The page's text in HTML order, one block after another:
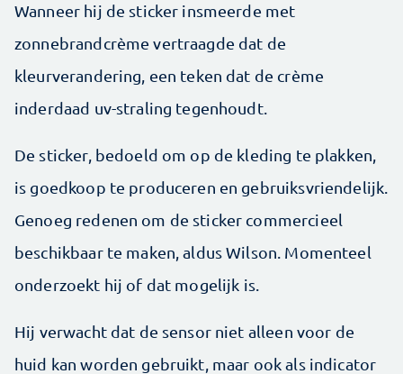
Wanneer hij de sticker insmeerde met
zonnebrandcrème vertraagde dat de
kleurverandering, een teken dat de crème
inderdaad uv-straling tegenhoudt.
De sticker, bedoeld om op de kleding te plakken,
is goedkoop te produceren en gebruiksvriendelijk.
Genoeg redenen om de sticker commercieel
beschikbaar te maken, aldus Wilson. Momenteel
onderzoekt hij of dat mogelijk is.
Hij verwacht dat de sensor niet alleen voor de
huid kan worden gebruikt, maar ook als indicator